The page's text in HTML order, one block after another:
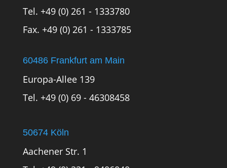
Tel. +49 (0) 261 - 1333780
Fax. +49 (0) 261 - 1333785
60486 Frankfurt am Main
Europa-Allee 139
Tel. +49 (0) 69 - 46308458
50674 Köln
Aachener Str. 1